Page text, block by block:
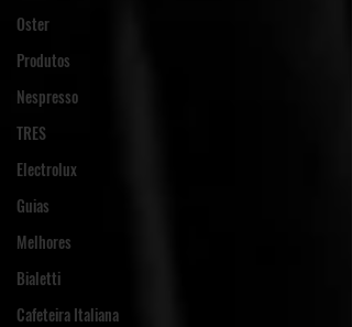
Oster
Produtos
Nespresso
TRES
Electrolux
Guias
Melhores
Bialetti
Cafeteira Italiana